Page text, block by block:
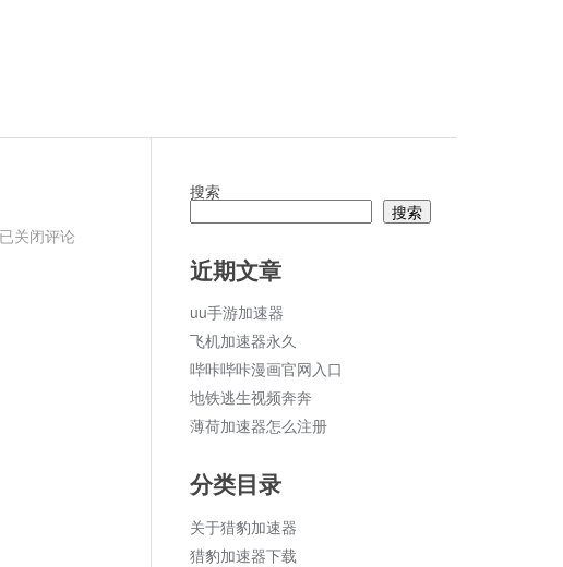
2023
已关闭评论
搜索
搜索
近期文章
uu手游加速器
飞机加速器永久
哔咔哔咔漫画官网入口
地铁逃生视频奔奔
薄荷加速器怎么注册
分类目录
关于猎豹加速器
猎豹加速器下载